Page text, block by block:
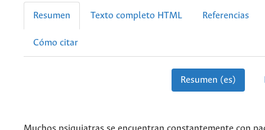
Resumen Texto completo HTML Referencias
Cómo citar
Resumen (es)